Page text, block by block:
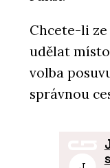
Chcete-li
udělat
volba
správnou